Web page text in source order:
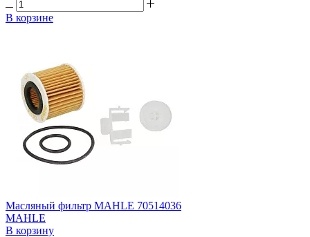
В корзине
Масляный фильтр MAHLE 70514036
MAHLE
В корзину